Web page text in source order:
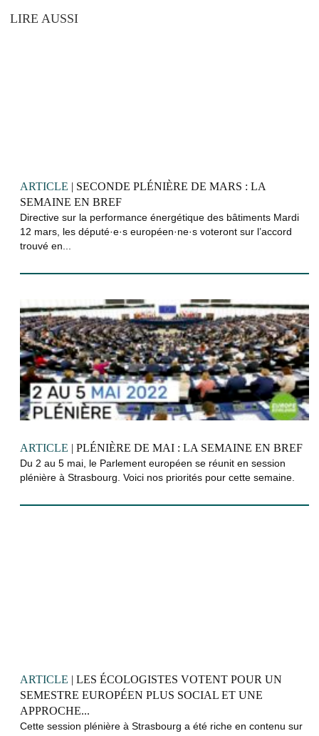
LIRE AUSSI
ARTICLE | SECONDE PLÉNIÈRE DE MARS : LA
SEMAINE EN BREF
Directive sur la performance énergétique des bâtiments Mardi
12 mars, les député·e·s européen·ne·s voteront sur l’accord
trouvé en...
ARTICLE | PLÉNIÈRE DE MAI : LA SEMAINE EN BREF
Du 2 au 5 mai, le Parlement européen se réunit en session
plénière à Strasbourg. Voici nos priorités pour cette semaine.
ARTICLE | LES ÉCOLOGISTES VOTENT POUR UN
SEMESTRE EUROPÉEN PLUS SOCIAL ET UNE
APPROCHE...
Cette session plénière à Strasbourg a été riche en contenu sur